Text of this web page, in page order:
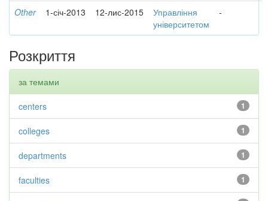
Other 1-січ-2013 12-лис-2015
Управління
університетом
-
Розкриття
за темами
1
centers
1
colleges
1
departments
1
faculties